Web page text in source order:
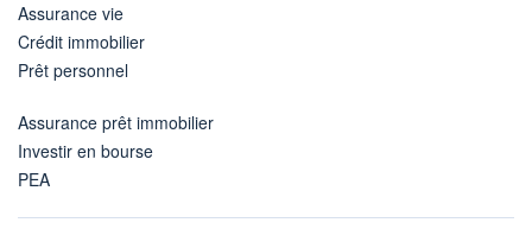
Assurance vie
Crédit immobilier
Prêt personnel
Assurance prêt immobilier
Investir en bourse
PEA